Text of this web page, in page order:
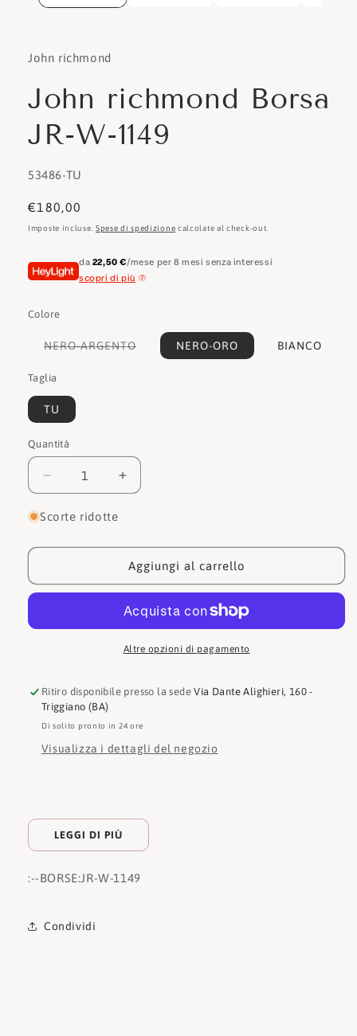
John richmond
John richmond Borsa
JR-W-1149
SKU:
53486-TU
Prezzo
di
€180,00
Imposte incluse. Spese di spedizione calcolate al check-out.
da 22,50 €/mese per 8 mesi senza interessi
scopri di più
Colore
NERO-ARGENTOVariante
esaurita
NERO-ORO BIANCO
Taglia
TU
Quantità
Quantità
Diminuisci
quantità
per
richmond
JR-
Aumenta
quantità
richmond
Borsa
JR-
1149
Scorte ridotte
Aggiungi al carrello
Altre opzioni di pagamento
Ritiro disponibile presso la sedeVia Dante Alighieri, 160 -
Triggiano (BA)
Di solito pronto in 24 ore
Visualizza i dettagli del negozio
LEGGI DI PIÙ
:--BORSE:JR-W-1149
Condividi